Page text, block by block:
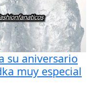
su aniversario
muy especial